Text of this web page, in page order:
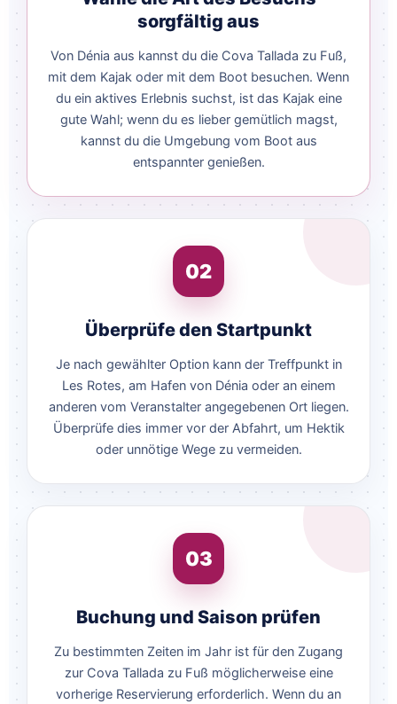
sorgfältig aus
Von Dénia aus kannst du die Cova Tallada zu Fuß,
mit dem Kajak oder mit dem Boot besuchen. Wenn
du ein aktives Erlebnis suchst, ist das Kajak eine
gute Wahl; wenn du es lieber gemütlich magst,
kannst du die Umgebung vom Boot aus
entspannter genießen.
02
Überprüfe den Startpunkt
Je nach gewählter Option kann der Treffpunkt in
Les Rotes, am Hafen von Dénia oder an einem
anderen vom Veranstalter angegebenen Ort liegen.
Überprüfe dies immer vor der Abfahrt, um Hektik
oder unnötige Wege zu vermeiden.
03
Buchung und Saison prüfen
Zu bestimmten Zeiten im Jahr ist für den Zugang
zur Cova Tallada zu Fuß möglicherweise eine
vorherige Reservierung erforderlich. Wenn du an